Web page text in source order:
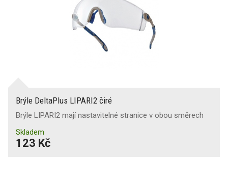
Brýle DeltaPlus LIPARI2 čiré
Brýle LIPARI2 mají nastavitelné stranice v obou směrech
Skladem
123 Kč